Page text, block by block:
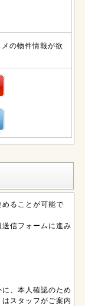
の物件情報が欲
ることが可能で
信フォームに進み
、本人確認のため
スタッフがご案内